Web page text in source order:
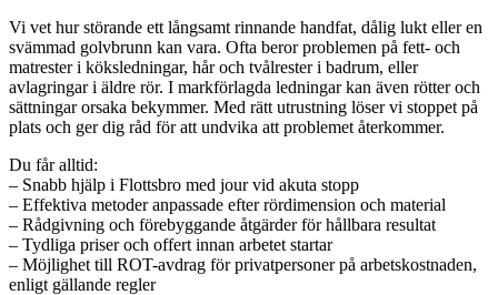
Vi vet hur störande ett långsamt rinnande handfat, dålig lukt eller en
svämmad golvbrunn kan vara. Ofta beror problemen på fett- och
matrester i köksledningar, hår och tvålrester i badrum, eller
avlagringar i äldre rör. I markförlagda ledningar kan även rötter och
sättningar orsaka bekymmer. Med rätt utrustning löser vi stoppet på
plats och ger dig råd för att undvika att problemet återkommer.
Du får alltid:
– Snabb hjälp i Flottsbro med jour vid akuta stopp
– Effektiva metoder anpassade efter rördimension och material
– Rådgivning och förebyggande åtgärder för hållbara resultat
– Tydliga priser och offert innan arbetet startar
– Möjlighet till ROT-avdrag för privatpersoner på arbetskostnaden,
enligt gällande regler